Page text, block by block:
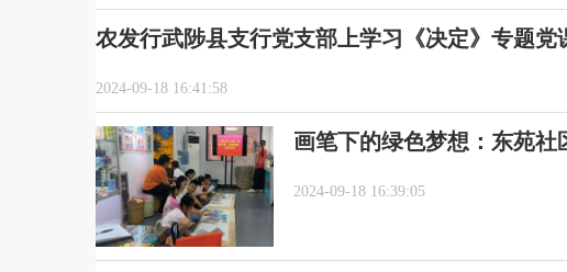
农发行武陟县支行党支部上学习《决定》专题党
2024-09-18 16:41:58
画笔下的绿色梦想：东苑
2024-09-18 16:39:05